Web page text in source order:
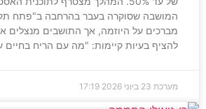
מברכים על היוזמה, אך התושבים מנצלים
להציף בעיות קיימות: "מה עם הריח בחיים
מערכת 23 ביוני 2026 17:19